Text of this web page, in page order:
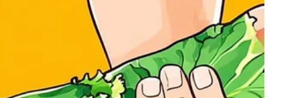
dobiti priliku da pokažu svoju snagu i odlučnost. Naredni dani
da donesete važnu odluku vezanu za posao ili lični život.
ali intuicija će vam pomoći da izaberete pravi put. Na